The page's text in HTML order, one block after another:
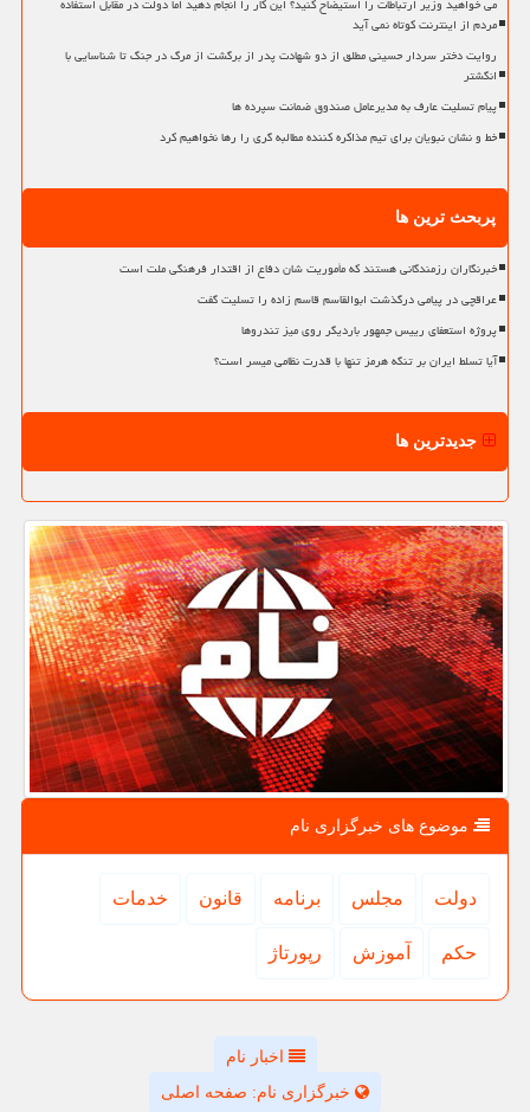
می خواهید وزیر ارتباطات را استیضاح کنید؟ این کار را انجام دهید اما دولت در مقابل استفاده
مردم از اینترنت کوتاه نمی آید
روایت دختر سردار حسینی مطلق از دو شهادت پدر از برگشت از مرگ در جنگ تا شناسایی با
انگشتر
پیام تسلیت عارف به مدیرعامل صندوق ضمانت سپرده ها
خط و نشان نبویان برای تیم مذاکره کننده مطالبه گری را رها نخواهیم کرد
پربحث ترین ها
خبرنگاران رزمندگانی هستند که مأموریت شان دفاع از اقتدار فرهنگی ملت است
عراقچی در پیامی درگذشت ابوالقاسم قاسم زاده را تسلیت گفت
پروژه استعفای رییس جمهور باردیگر روی میز تندروها
آیا تسلط ایران بر تنگه هرمز تنها با قدرت نظامی میسر است؟
جدیدترین ها
موضوع های خبرگزاری نام
دولت مجلس برنامه قانون خدمات
حكم آموزش رپورتاژ
اخبار نام
خبرگزاری نام: صفحه اصلی